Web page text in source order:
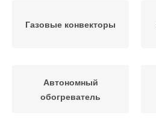
Газовые конвекторы
Автономный
обогреватель